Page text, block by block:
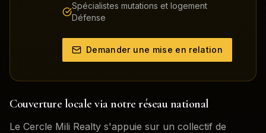
Spécialistes mutations et logement
Défense
Demander une mise en relation
Couverture locale via notre réseau national
Le Cercle Mili Realty s'appuie sur un collectif de